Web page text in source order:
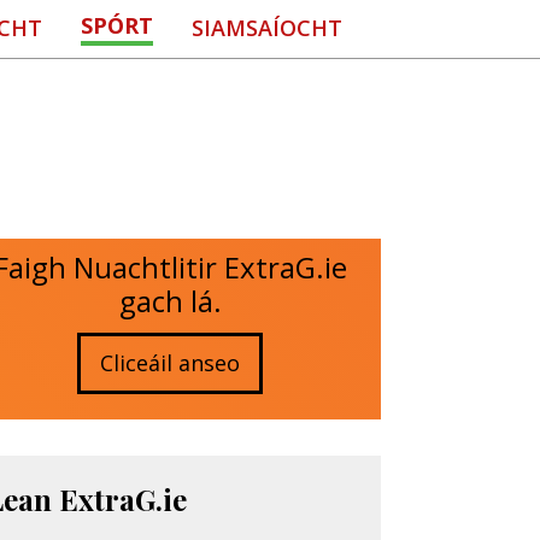
SPÓRT SIAMSAÍOCHT
Nuachtlitir ExtraG.ie
gach lá.
Cliceáil anseo
ExtraG.ie